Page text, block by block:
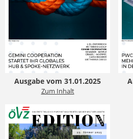
Ausgabe vom 31.01.2025
Zum Inhalt